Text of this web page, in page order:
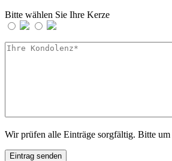
Bitte wählen Sie Ihre Kerze
Wir prüfen alle Einträge sorgfältig. Bitte um